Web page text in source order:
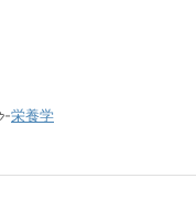
o
k
-栄養学